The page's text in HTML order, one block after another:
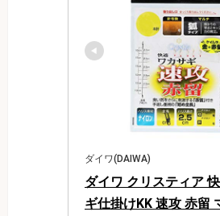
ダイワ(DAIWA)
ダイワ クリスティア
ギ仕掛けKK 速攻 赤留